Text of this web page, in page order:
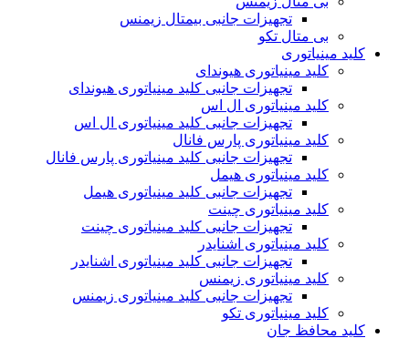
تجهیزات جانبی بیمتال زیمنس
بی متال تکو
کلید مینیاتوری
کلید مینیاتوری هیوندای
تجهیزات جانبی کلید مینیاتوری هیوندای
کلید مینیاتوری ال اس
تجهیزات جانبی کلید مینیاتوری ال اس
کلید مینیاتوری پارس فانال
تجهیزات جانبی کلید مینیاتوری پارس فانال
کلید مینیاتوری هیمل
تجهیزات جانبی کلید مینیاتوری هیمل
کلید مینیاتوری چینت
تجهیزات جانبی کلید مینیاتوری چینت
کلید مینیاتوری اشنایدر
تجهیزات جانبی کلید مینیاتوری اشنایدر
کلید مینیاتوری زیمنس
تجهیزات جانبی کلید مینیاتوری زیمنس
کلید مینیاتوری تکو
کلید محافظ جان